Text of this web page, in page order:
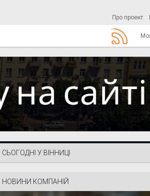
Про проект
СЬОГОДНІ У ВІННИЦІ
НОВИНИ КОМПАНІЙ